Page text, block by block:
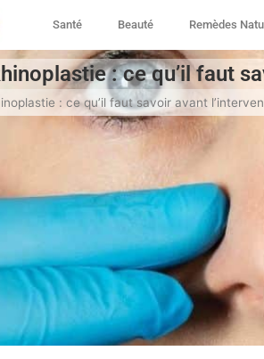
Santé Beauté Remèdes
: ce qu’il faut
: ce qu’il faut savoir avant